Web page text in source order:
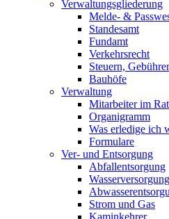
Verwaltungsgliederung
Melde- &
Standesamt
Fundamt
Verkehrsrecht
Steuern,
Bauhöfe
Verwaltung
Mitarbeiter im
Organigramm
Was erledige ich
Formulare
Ver- und Entsorgung
Abfallentsorgung
Wasserversorgung
Strom und Gas
Kaminkehrer